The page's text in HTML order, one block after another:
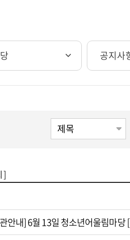
공지사
]
안내] 6월 13일 청소년어울림마당